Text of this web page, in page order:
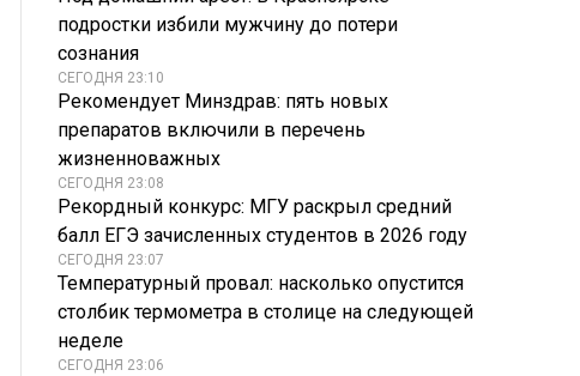
подростки избили мужчину до потери
сознания
СЕГОДНЯ 23:10
Рекомендует Минздрав: пять новых
препаратов включили в перечень
жизненноважных
СЕГОДНЯ 23:08
Рекордный конкурс: МГУ раскрыл средний
балл ЕГЭ зачисленных студентов в 2026 году
СЕГОДНЯ 23:07
Температурный провал: насколько опустится
столбик термометра в столице на следующей
неделе
СЕГОДНЯ 23:06